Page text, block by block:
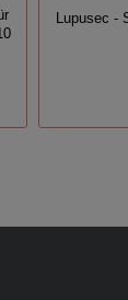
Lupusec -